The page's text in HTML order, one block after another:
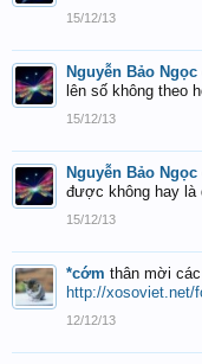
15/12/13
Nguyễn Bảo Ngọc
lên số không theo
15/12/13
Nguyễn Bảo Ngọc
được không hay là
15/12/13
*cớm thân mời
http://xosoviet.net/
12/12/13